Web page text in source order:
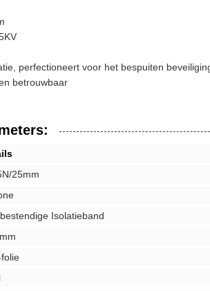
perfectioneert voor het bespuiten
betrouwbaar
25mm
Isolatieband
folie